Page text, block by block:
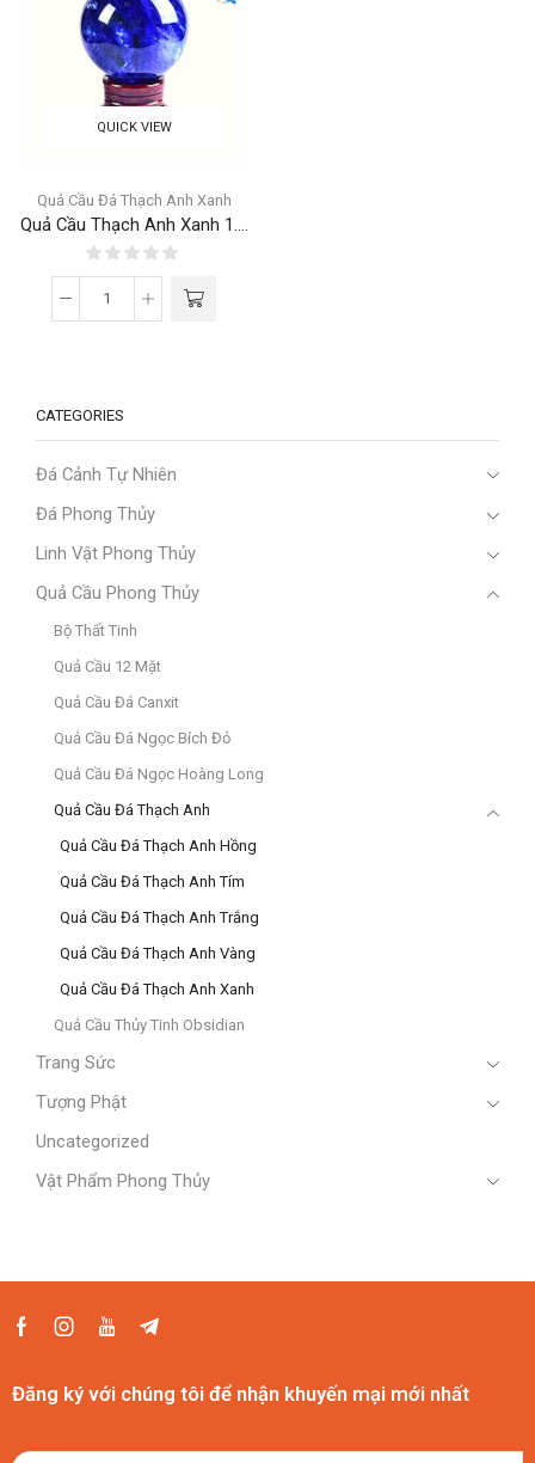
QUICK VIEW
Quả Cầu Đá Thạch Anh Xanh
Quả Cầu Thạch Anh Xanh 1....
CATEGORIES
Đá Cảnh Tự Nhiên
Đá Phong Thủy
Linh Vật Phong Thủy
Quả Cầu Phong Thủy
Bộ Thất Tinh
Quả Cầu 12 Mặt
Quả Cầu Đá Canxit
Quả Cầu Đá Ngọc Bích Đỏ
Quả Cầu Đá Ngọc Hoàng Long
Quả Cầu Đá Thạch Anh
Quả Cầu Đá Thạch Anh Hồng
Quả Cầu Đá Thạch Anh Tím
Quả Cầu Đá Thạch Anh Trắng
Quả Cầu Đá Thạch Anh Vàng
Quả Cầu Đá Thạch Anh Xanh
Quả Cầu Thủy Tinh Obsidian
Trang Sức
Tượng Phật
Uncategorized
Vật Phẩm Phong Thủy
Đăng ký với chúng tôi để nhận khuyến mại mới nhất